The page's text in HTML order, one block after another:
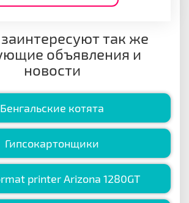
так же
объявления и
новости
Бенгальские котята
Гипсокартонщики
printer Arizona 1280GT